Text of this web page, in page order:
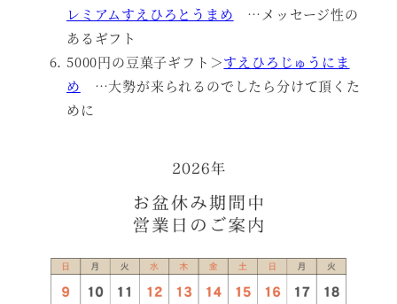
レミアムすえひろとうまめ …メッセージ性の
あるギフト
5000円の豆菓子ギフト＞すえひろじゅうにま
め …大勢が来られるのでしたら分けて頂くた
めに